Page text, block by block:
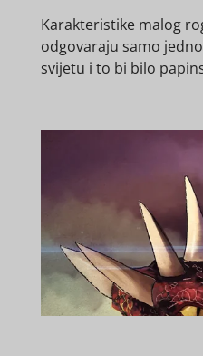
Karakteristike malog
odgovaraju samo
svijetu i to bi bilo